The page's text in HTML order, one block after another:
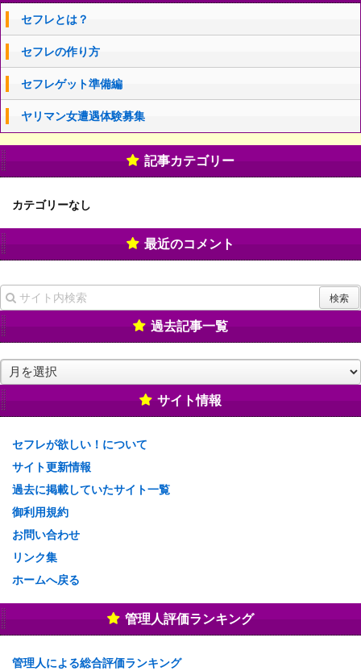
セフレとは？
セフレの作り方
セフレゲット準備編
ヤリマン女遭遇体験募集
記事カテゴリー
カテゴリーなし
最近のコメント
過去記事一覧
去
記
事
サイト情報
セフレが欲しい！について
サイト更新情報
過去に掲載していたサイト一覧
御利用規約
お問い合わせ
リンク集
ホームへ戻る
管理人評価ランキング
管理人による総合評価ランキング